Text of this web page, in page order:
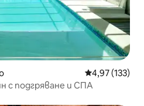
Средна
4,97 (133)
с подгряване и СПА